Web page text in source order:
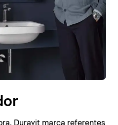
Duravit marca referentes